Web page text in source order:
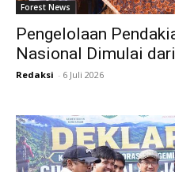
Forest News
Pengelolaan
Nasional Dimulai
Redaksi - 6 Juli 2026